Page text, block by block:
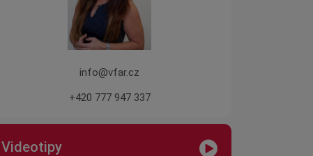
info@vfar.cz
+420 777 947 337
Videotipy